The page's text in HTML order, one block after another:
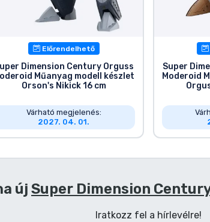
Előrendelhető
Dimension Century Orguss
Műanyag modell készlet
Orson's Nikick 16 cm
Várható megjelenés:
2027. 04. 01.
Super
Moderoid
új Super Dimension
Iratkozz fel a hírlevélre!